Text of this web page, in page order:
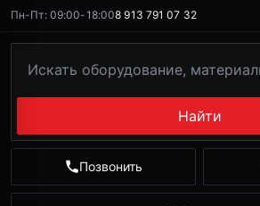
Пн-Пт: 09:00-18:008 913 791 07 32
Найти
Позвонить